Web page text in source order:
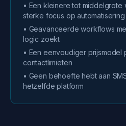
• Een kleinere tot middelgrote
sterke focus op automatisering
• Geavanceerde workflows
logic zoekt
• Een eenvoudiger
contactlimieten
• Geen behoefte hebt aan
hetzelfde platform